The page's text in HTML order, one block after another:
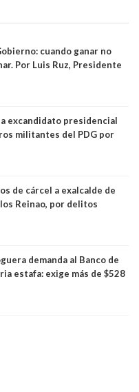
cuando ganar no
Por Luis Ruz, Presidente
excandidato presidencial
militantes del PDG por
de cárcel a exalcalde de
Reinao, por delitos
demanda al Banco de
estafa: exige más de $528